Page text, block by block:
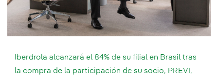
Iberdrola alcanzará el 84% de su filial en Brasil tras
la compra de la participación de su socio, PREVI,